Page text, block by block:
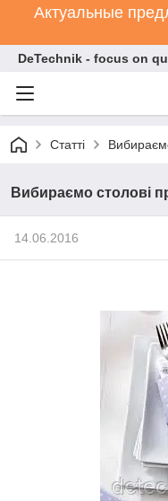
Актуальные
DeTechnik - focus on
Статті
Вибираємо столові
14.06.2016